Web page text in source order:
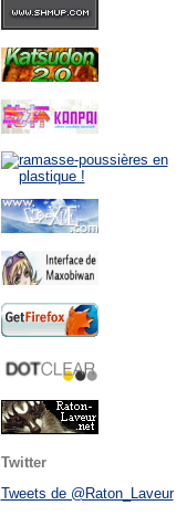
Twitter
Tweets de @Raton_Laveur